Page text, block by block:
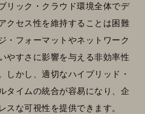
リック・クラウド環境全体でデ
クセス性を維持することは困難
・フォーマットやネットワーク
やすさに影響を与える非効率性
しかし、適切なハイブリッド・
タイムの統合が容易になり、企
な可視性を提供できます。